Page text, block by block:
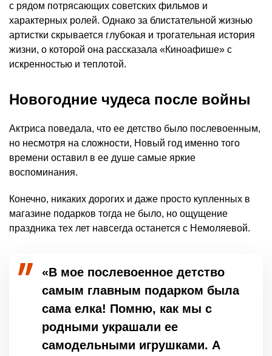
с рядом потрясающих советских фильмов и
характерных ролей. Однако за блистательной жизнью
артистки скрывается глубокая и трогательная история
жизни, о которой она рассказала «Киноафише» с
искренностью и теплотой.
Новогодние чудеса после войны
Актриса поведала, что ее детство было послевоенным,
но несмотря на сложности, Новый год именно того
времени оставил в ее душе самые яркие
воспоминания.
Конечно, никаких дорогих и даже просто купленных в
магазине подарков тогда не было, но ощущение
праздника тех лет навсегда останется с Немоляевой.
«В мое послевоенное детство
самым главным подарком была
сама елка! Помню, как мы с
родными украшали ее
самодельными игрушками. А